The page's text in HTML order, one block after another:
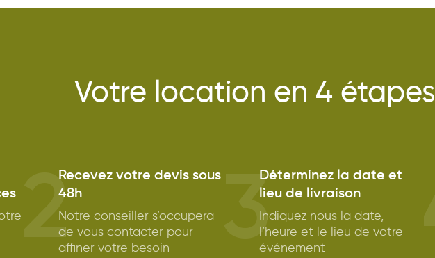
Votre location en 4 étapes
2
Recevez votre devis sous
48h
Notre conseiller s’occupera
de vous contacter pour
affiner votre besoin
3
Déterminez la date et
lieu de livraison
Indiquez nous la date,
l’heure et le lieu de votre
événement